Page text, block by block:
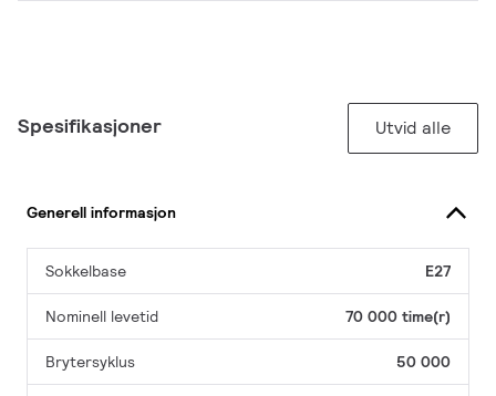
Spesifikasjoner Utvid alle
Generell informasjon
Sokkelbase E27
Nominell levetid 70 000 time(r)
Brytersyklus 50 000